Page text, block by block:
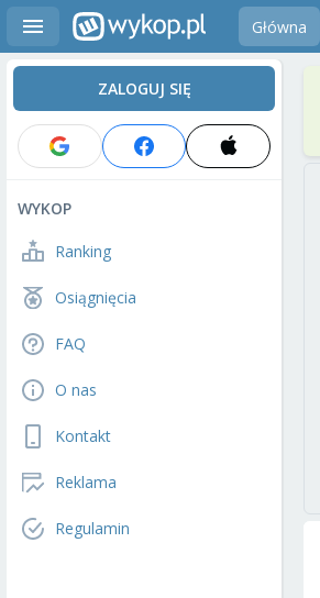
Główna
ZALOGUJ SIĘ
WYKOP
Ranking
Osiągnięcia
FAQ
O nas
Kontakt
Reklama
Regulamin